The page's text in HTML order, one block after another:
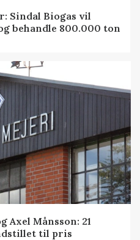
Sindal Biogas vil
behandle 800.000 ton
Månsson: 21
til pris